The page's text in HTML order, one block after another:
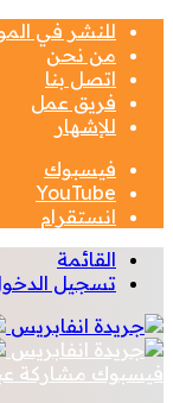
للنشر في
من نحن
اتصل بنا
فريق عمل
للإشهار
فيسبوك
‫YouTube
انستقرام
القائمة
تسجيل
فيسبوك مشاركة